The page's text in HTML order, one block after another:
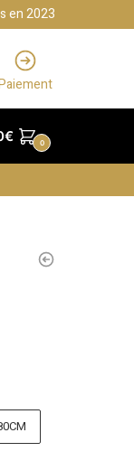
en 2023
€ 0